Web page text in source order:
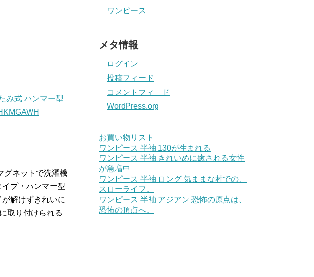
み式 ハンマー型
グネットで洗濯機
プ・ハンマー型
解けずきれいに
取り付けられる
ワンピース
メタ情報
ログイン
投稿フィード
コメントフィード
WordPress.org
お買い物リスト
ワンピース 半袖 130が生まれる
ワンピース 半袖 きれいめに癒される女性
が急増中
ワンピース 半袖 ロング 気ままな村での、
スローライフ。
ワンピース 半袖 アジアン 恐怖の原点は、
恐怖の頂点へ。